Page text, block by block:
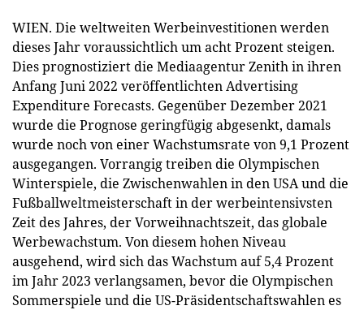
WIEN. Die weltweiten Werbeinvestitionen werden
dieses Jahr voraussichtlich um acht Prozent steigen.
Dies prognostiziert die Mediaagentur Zenith in ihren
Anfang Juni 2022 veröffentlichten Advertising
Expenditure Forecasts. Gegenüber Dezember 2021
wurde die Prognose geringfügig abgesenkt, damals
wurde noch von einer Wachstumsrate von 9,1 Prozent
ausgegangen. Vorrangig treiben die Olympischen
Winterspiele, die Zwischenwahlen in den USA und die
Fußballweltmeisterschaft in der werbeintensivsten
Zeit des Jahres, der Vorweihnachtszeit, das globale
Werbewachstum. Von diesem hohen Niveau
ausgehend, wird sich das Wachstum auf 5,4 Prozent
im Jahr 2023 verlangsamen, bevor die Olympischen
Sommerspiele und die US-Präsidentschaftswahlen es